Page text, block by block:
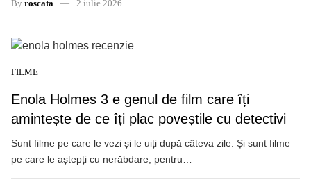
By roscata 2 iulie 2026
FILME
Enola Holmes 3 e genul de film care îți
amintește de ce îți plac poveștile cu detectivi
Sunt filme pe care le vezi și le uiți după câteva zile. Și sunt filme
pe care le aștepți cu nerăbdare, pentru…